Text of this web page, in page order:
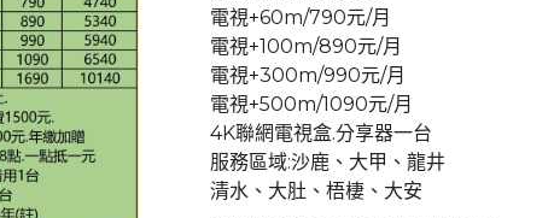
電視+60m/790元/月
電視+100m/890元/月
電視+300m/990元/月
電視+500m/1090元/月
4K聯網電視盒.分享器一台
服務區域:沙鹿、大甲、龍井
清水、大肚、梧棲、大安